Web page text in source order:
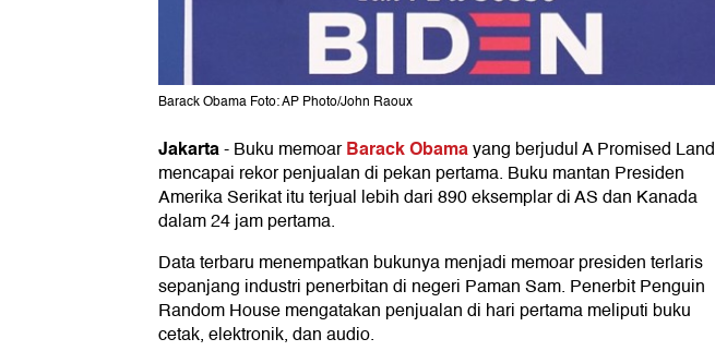
Barack Obama Foto: AP Photo/John Raoux
Jakarta-Buku memoarBarack Obamayang berjudul A Promised Land
mencapai rekor penjualan di pekan pertama. Buku mantan Presiden
Amerika Serikat itu terjual lebih dari 890 eksemplar di AS dan Kanada
dalam 24 jam pertama.
Data terbaru menempatkan bukunya menjadi memoar presiden terlaris
sepanjang industri penerbitan di negeri Paman Sam. Penerbit Penguin
Random House mengatakan penjualan di hari pertama meliputi buku
cetak, elektronik, dan audio.